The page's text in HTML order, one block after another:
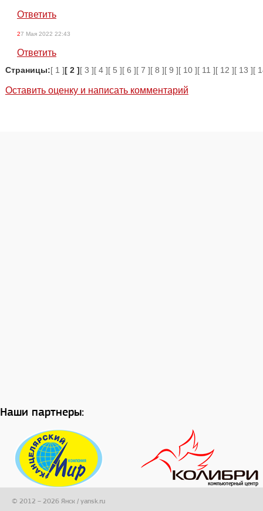
Ответить
27 Мая 2022 22:43
Ответить
Страницы:[ 1 ][ 2 ][ 3 ][ 4 ][ 5 ][ 6 ][ 7 ][ 8 ][ 9 ][ 10 ][ 11 ][ 12 ][ 13 ][
Оставить оценку и написать комментарий
Наши партнеры:
© 2012 – 2026 Янск / yansk.ru